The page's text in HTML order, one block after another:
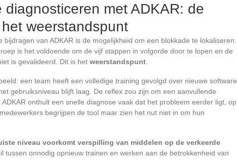
diagnosticeren met ADKAR: de
weerstandspunt
bijdragen van ADKAR is de mogelijkheid om een blokkade te lokaliseren.
is het voldoende om de vijf stappen in volgorde door te lopen en de
is gevalideerd. Dit is het weerstandspunt
een team heeft een volledige training gevolgd over nieuwe software
gebruiksniveau blijft laag. De reflex zou zijn om een aanvullende
onthult een snelle diagnose vaak dat het probleem eerder ligt, op
begrijpen de tool maar zien het nut niet in om hun
niveau voorkomt verspilling van middelen op de verkeerde
tussen onnodig opnieuw trainen en werken aan de betrokkenheid van